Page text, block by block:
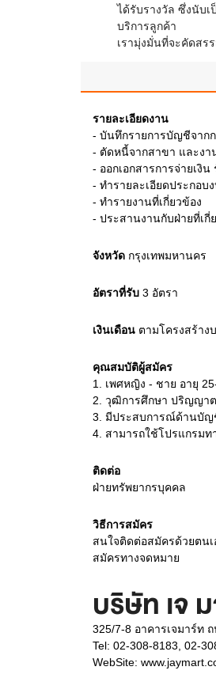
ได้รับรางวัล ซึ่งนับ
บริการลูกค้า
เรามุ่งมั่นที่จะคัดส
รายละเอียดงาน
- บันทึกรายการบัญชีจาก
- ตัดหนี้จากสาขา และงา
- ออกเอกสารการจ่ายเงิ
- ทำรายละเอียดประกอบ
- ทำรายงานที่เกี่ยวข้อง
- ประสานงานกับฝ่ายที่เกี่
จังหวัด กรุงเทพมหานคร
อัตราที่รับ 3 อัตรา
เงินเดือน ตามโครงสร้าง
คุณสมบัติผู้สมัคร
1.
เพศหญิง - ชาย อายุ
2. วุฒิการศึกษา ปริญญา
3. มีประสบการณ์ด้านบัญ
4. สามารถใช้โปรแกรม
ติดต่อ
ฝ่ายทรัพยากรบุคคล
วิธีการสมัคร
สนใจติดต่อสมัครด้วยตนเ
สมัครทางจดหมาย
บริษัท เจ
325/7-8 อาคารเจมาร์ท
Tel: 02-308-8183, 02-
WebSite: